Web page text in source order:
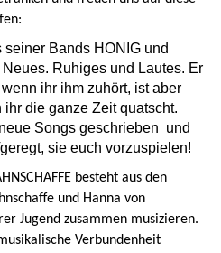
Bands HONIG und
Ruhiges und Lautes. Er
ihr ihm zuhört, ist aber
die ganze Zeit quatscht.
Songs geschrieben und
sie euch vorzuspielen!
besteht aus den
und Hanna von
Jugend zusammen musizieren.
Verbundenheit